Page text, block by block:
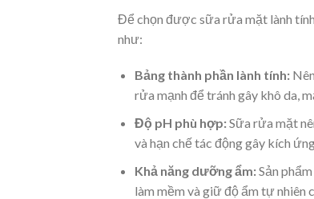
Để chọn được sữa rửa mặt lành
như:
Bảng thành phần lành tính:
rửa mạnh để tránh gây khô da,
Độ pH phù hợp:Sữa rửa mặt
và hạn chế tác động gây kích
Khả năng dưỡng ẩm:Sản
làm mềm và giữ độ ẩm tự nhiên